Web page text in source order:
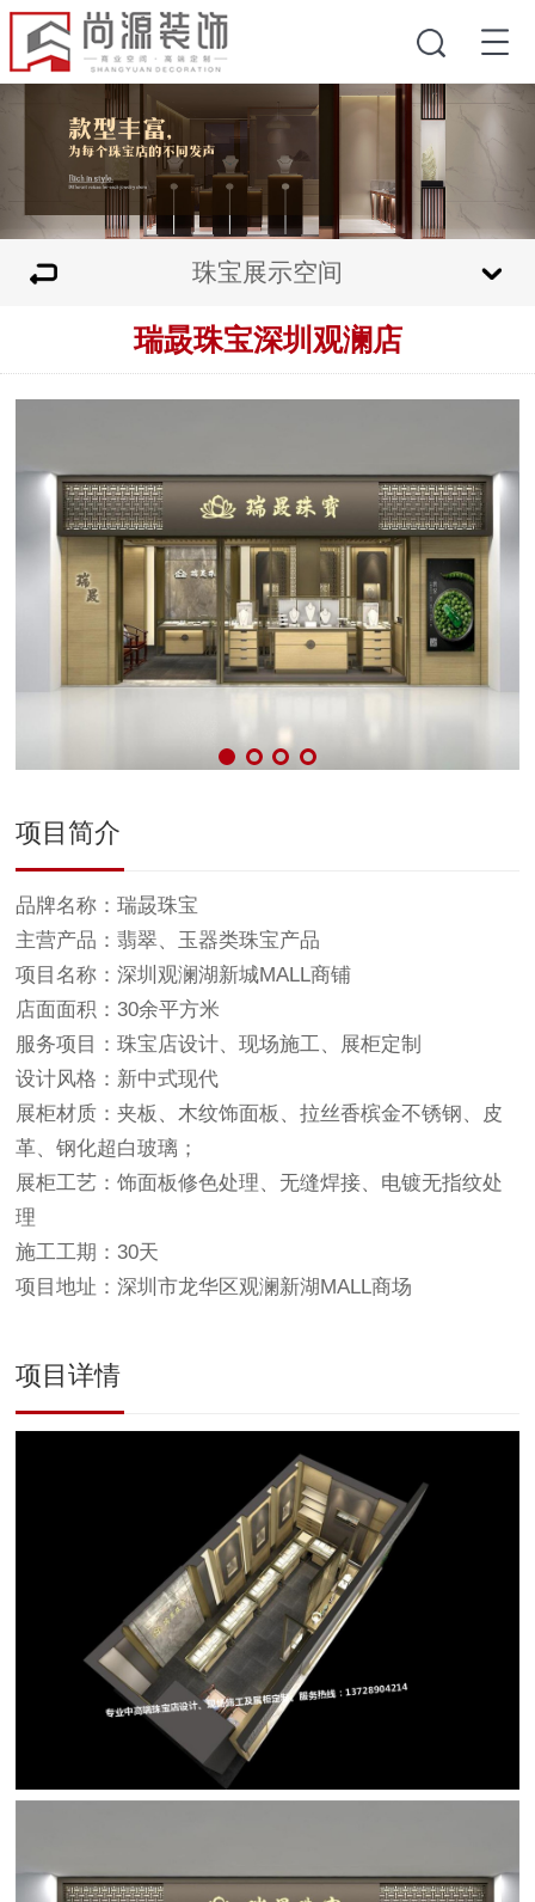
珠宝展示空间
瑞晸珠宝深圳观澜店
项目简介
​品牌名称：瑞晸珠宝
主营产品：翡翠、玉器类珠宝产品
项目名称：深圳观澜湖新城MALL商铺
店面面积：30余平方米
服务项目：珠宝店设计、现场施工、展柜定制
设计风格：新中式现代
展柜材质：夹板、木纹饰面板、拉丝香槟金不锈钢、皮
革、钢化超白玻璃；
展柜工艺：饰面板修色处理、无缝焊接、电镀无指纹处
理
施工工期：30天
项目地址：深圳市龙华区观澜新湖MALL商场
项目详情